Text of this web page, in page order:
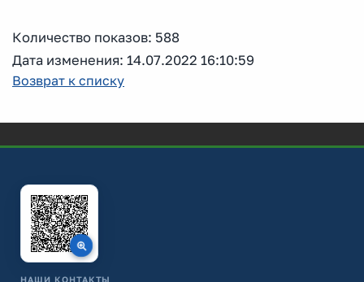
Количество показов: 588
Дата изменения: 14.07.2022 16:10:59
Возврат к списку
НАШИ КОНТАКТЫ